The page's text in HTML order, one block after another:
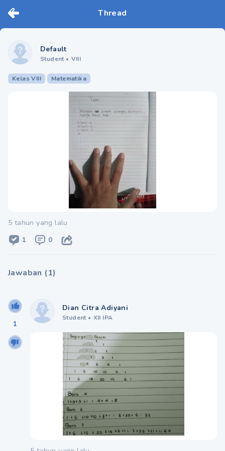
Thread
Default
Student • VIII
Kelas VIII Matematika
5 tahun yang lalu
1
0
Jawaban (1)
1
Dian Citra Adiyani
Student • XII IPA